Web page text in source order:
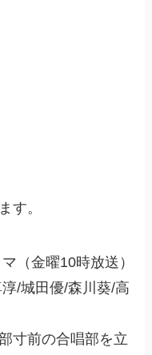
す。
（金曜10時放送）
/城田優/森川葵/高
寸前の合唱部を立